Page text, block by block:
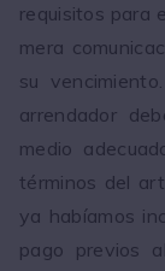
requisitos para
mera
su
arrendador
medio
términos del
ya habíamos
pago previos